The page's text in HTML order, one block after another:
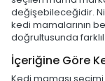
değişebileceğidir.
kedi mamalarının
doğrultusunda
İçeriğine Göre